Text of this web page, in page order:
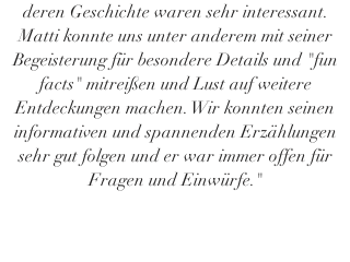
deren Geschichte waren sehr interessant.
Matti konnte uns unter anderem mit seiner
Begeisterung für besondere Details und "fun
facts" mitreißen und Lust auf weitere
Entdeckungen machen. Wir konnten seinen
informativen und spannenden Erzählungen
sehr gut folgen und er war immer offen für
Fragen und Einwürfe."